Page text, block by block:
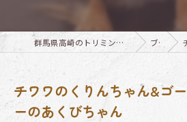
群馬県高崎のトリミングならTrimming Salon E-basho ブログ
チワワのくりんちゃん&ゴ
ーのあくびちゃん